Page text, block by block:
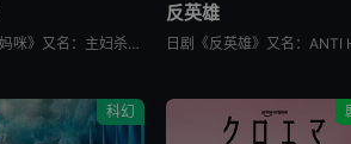
日剧《杀手妈咪》又名：主妇杀手,有夫之妇杀手,Married Woman Killer,A Bona Fide Killer,유부녀 킬러，讲述了：改编自同名漫画。35岁的俞宝娜过着相夫教子的普通生活
反英雄
科幻